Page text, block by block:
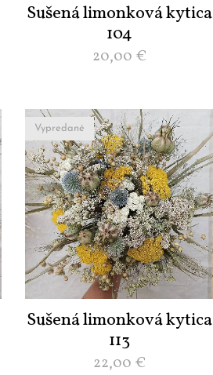
Sušená limonková kytica
104
20,00 €
Sušená limonková kytica
113
Vypredané
22,00 €